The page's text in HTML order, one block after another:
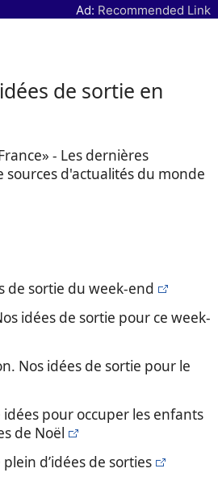
Ad: Recommended Link
de sortie en
- Les dernières
sources d'actualités du monde
de sortie du week-end
idées de sortie pour ce week-
Nos idées de sortie pour le
pour occuper les enfants
de Noël
plein d’idées de sorties